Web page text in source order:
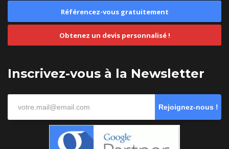
Référencez-vous gratuitement
Obtenez un devis personnalisé !
Inscrivez-vous à la Newsletter
Rejoignez-nous !